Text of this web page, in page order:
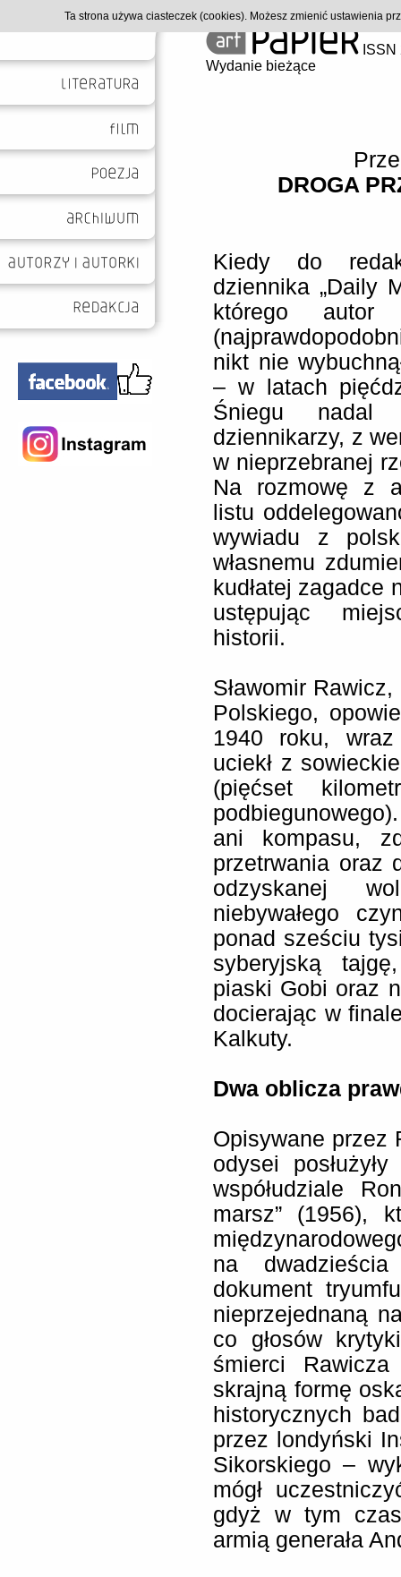
Wydanie bieżące
DROGA
Kiedy do
dziennika „Daily
którego autor
nikt nie
– w latach
Śniegu nadal
dziennikarzy, z
w nieprzebranej
Na rozmowę z
listu
wywiadu z
własnemu
kudłatej zagadce
ustępując
historii.
Sławomir
Polskiego,
1940 roku,
uciekł z
(pięćset
ani kompasu,
przetrwania oraz
odzyskanej
niebywałego
ponad sześciu
syberyjską
piaski Gobi oraz
docierając w
Kalkuty.
Dwa oblicza
Opisywane przez
odysei
współudziale
marsz” (1956),
na
dokument
nieprzejednaną
co głosów
śmierci
skrajną formę
historycznych
przez londyński
Sikorskiego –
mógł
gdyż w tym
armią generała
Ta strona używa ciasteczek (cookies). Możesz zmienić ustawienia